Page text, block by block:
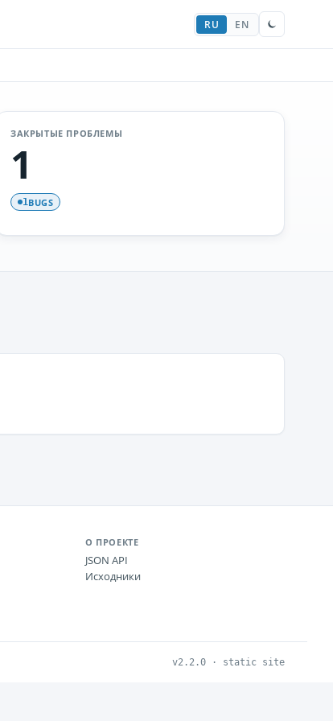
RU EN
ЗАКРЫТЫЕ ПРОБЛЕМЫ
1
1BUGS
О ПРОЕКТЕ
JSON API
Исходники
v2.2.0 · static site